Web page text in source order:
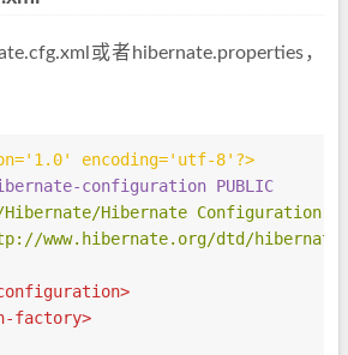
或者hibernate.properties，
encoding='utf-8'?>
configuration PUBLIC
Hibernate Configuration
www.hibernate.org/dtd/
>
factory>